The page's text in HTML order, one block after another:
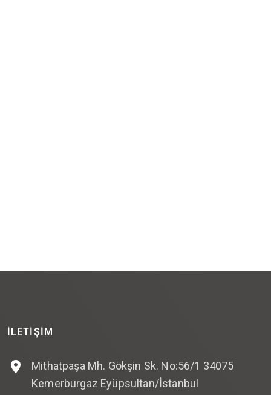
İLETIŞIM
Mithatpaşa Mh. Gökşin Sk. No:56/1 34075
Kemerburgaz Eyüpsultan/İstanbul